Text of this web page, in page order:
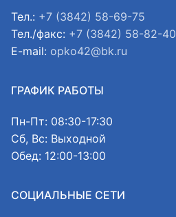
Тел.: +7 (3842) 58-69-75
Тел./факс: +7 (3842) 58-82-40
E-mail: opko42@bk.ru
ГРАФИК РАБОТЫ
Пн-Пт: 08:30-17:30
Сб, Вс: Выходной
Обед: 12:00-13:00
СОЦИАЛЬНЫЕ СЕТИ